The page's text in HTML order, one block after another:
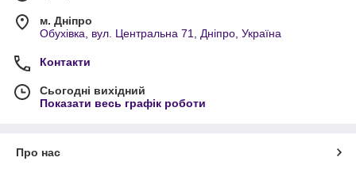
м. Дніпро
Обухівка, вул. Центральна 71, Дніпро, Україна
Контакти
Сьогодні вихідний
Показати весь графік роботи
Про нас